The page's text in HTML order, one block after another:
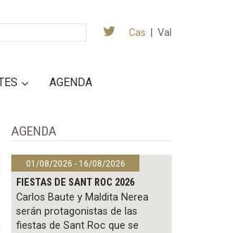
Cas Val
AGENDA
AGENDA
01/08/2026 - 16/08/2026
FIESTAS DE SANT ROC 2026
Carlos Baute y Maldita Nerea
serán protagonistas de las
fiestas de Sant Roc que se